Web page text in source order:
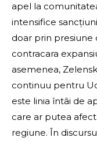
apel la
intensifice
doar prin presiune
contracara
asemenea,
continuu pentru
este linia întâi de
care ar putea
regiune. În